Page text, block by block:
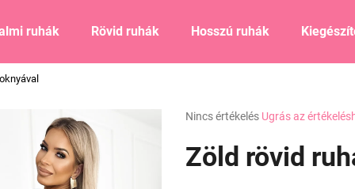
ruhák Rövid ruhák Hosszú ruhák
A
átlagos
értékelése
Nincs értékelés Ugrás az
Zöld rövid
KERESÉS